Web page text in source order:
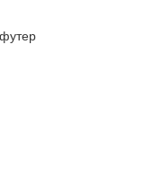
футер